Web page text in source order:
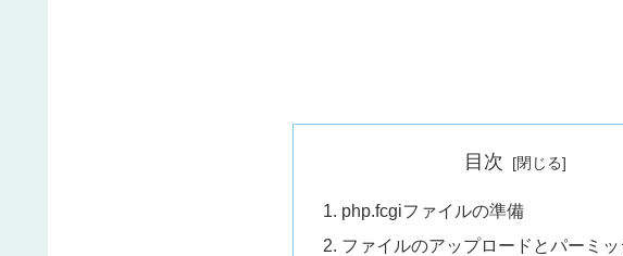
目次
php.fcgiファイルの準備
ファイルのアップロードとパーミ